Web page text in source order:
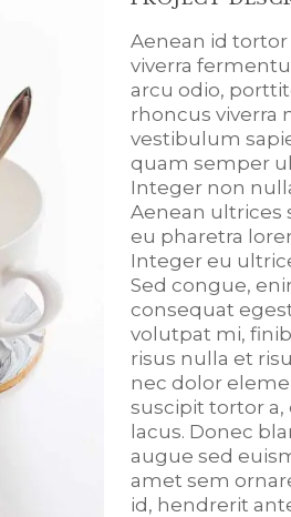
Aenean id tortor
viverra
arcu odio,
rhoncus viverra
vestibulum
quam semper
Integer non
Aenean ultrices
eu pharetra
Integer eu
Sed congue,
consequat
volutpat mi,
risus nulla et
nec dolor
suscipit tortor
lacus. Donec
augue sed
amet sem
id, hendrerit